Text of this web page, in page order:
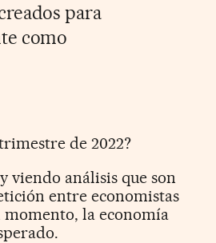
para
como
de 2022?
viendo análisis que son
entre economistas
la economía